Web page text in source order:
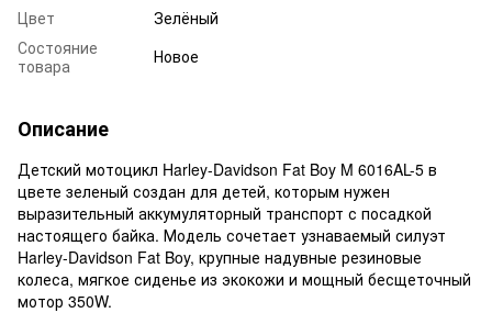
Цвет
Зелёный
Состояние
товара
Новое
Описание
Детский мотоцикл Harley-Davidson Fat Boy M 6016AL-5 в
цвете зеленый создан для детей, которым нужен
выразительный аккумуляторный транспорт с посадкой
настоящего байка. Модель сочетает узнаваемый силуэт
Harley-Davidson Fat Boy, крупные надувные резиновые
колеса, мягкое сиденье из экокожи и мощный бесщеточный
мотор 350W.